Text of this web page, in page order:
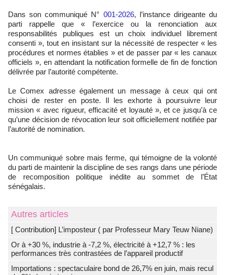
Dans son communiqué N° 001-2026, l’instance dirigeante du
parti rappelle que « l’exercice ou la renonciation aux
responsabilités publiques est un choix individuel librement
consenti », tout en insistant sur la nécessité de respecter « les
procédures et normes établies » et de passer par « les canaux
officiels », en attendant la notification formelle de fin de fonction
délivrée par l’autorité compétente.
Le Comex adresse également un message à ceux qui ont
choisi de rester en poste. Il les exhorte à poursuivre leur
mission « avec rigueur, efficacité et loyauté », et ce jusqu’à ce
qu’une décision de révocation leur soit officiellement notifiée par
l’autorité de nomination.
Un communiqué sobre mais ferme, qui témoigne de la volonté
du parti de maintenir la discipline de ses rangs dans une période
de recomposition politique inédite au sommet de l’État
sénégalais.
Autres articles
[ Contribution] L’imposteur ( par Professeur Mary Teuw Niane)
Or à +30 %, industrie à -7,2 %, électricité à +12,7 % : les
performances très contrastées de l’appareil productif
Importations : spectaculaire bond de 26,7% en juin, mais recul